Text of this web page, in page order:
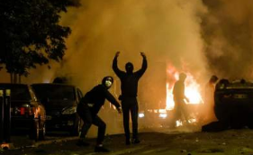
Párizsi
lövöldözés:
Második
éjszaka
tartanak
zavargások